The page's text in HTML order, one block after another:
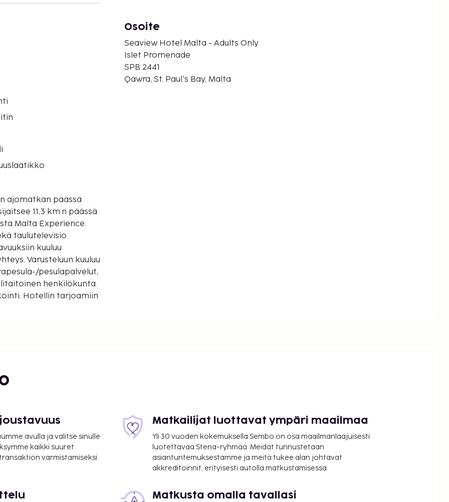
ajomatkan päässä
Malta Experience.
taulutelevisio.
kuuluu
Varusteluun kuuluu
henkilökunta.
Hotellin tarjoamiin
viralliset
maksut.
majoituspaikassa.
Lisätietoja saat
yö korkeintaan 10
Osoite
Seaview Hotel Malta - Adults Only
Islet Promenade
SPB 2441
Qawra, St. Paul's Bay, Malta
avulla ja valitse sinulle
kaikki suuret
varmistamiseksi.
Matkailijat luottavat ympäri maailmaa
Yli 30 vuoden kokemuksella Sembo on osa maailmanlaajuisesti
luotettavaa Stena-ryhmää. Meidät tunnustetaan
asiantuntemuksestamme ja meitä tukee alan johtavat
akkreditoinnit, erityisesti autolla matkustamisessa.
Matkusta omalla tavallasi